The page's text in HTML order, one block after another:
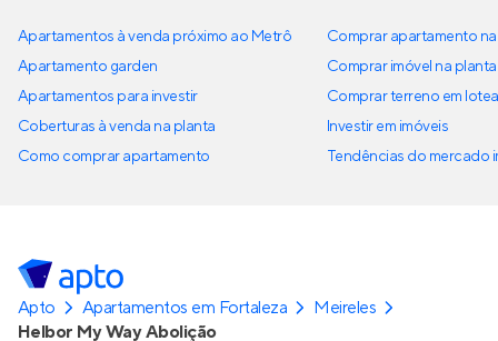
Apartamentos à venda próximo ao Metrô
Apartamento garden
Apartamentos para investir
Coberturas à venda na planta
Como comprar apartamento
Comprar apartamento
Comprar imóvel na planta
Comprar terreno em
Investir em imóveis
Tendências do mercado
Apto Apartamentos em Fortaleza
Meireles
Helbor My Way Abolição